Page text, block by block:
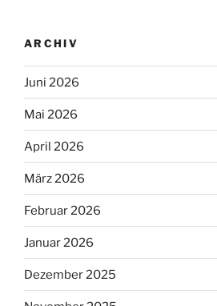
ARCHIV
Juni 2026
Mai 2026
April 2026
März 2026
Februar 2026
Januar 2026
Dezember 2025